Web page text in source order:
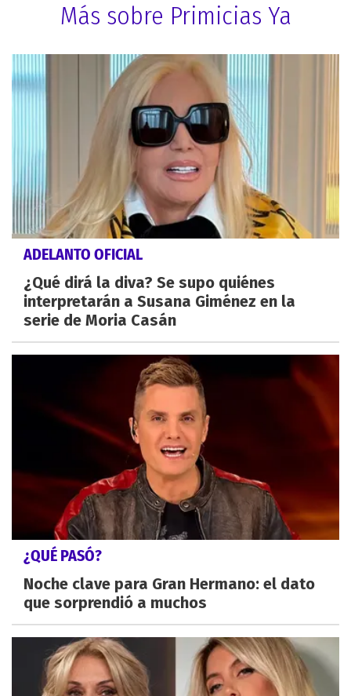
Más sobre Primicias Ya
ADELANTO OFICIAL
¿Qué dirá la diva? Se supo quiénes
interpretarán a Susana Giménez en la
serie de Moria Casán
¿QUÉ PASÓ?
Noche clave para Gran Hermano: el dato
que sorprendió a muchos